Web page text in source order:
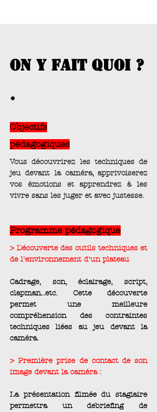
on y fait quoi ?
.
Objectifs
pédagogiques
Vous découvrirez les techniques de
jeu devant la caméra, apprivoiserez
vos émotions et apprendrez à les
vivre sans les juger et avec justesse.
Programme pédagogique
> Découverte des outils techniques et
de l'environnement d'un plateau
Cadrage, son, éclairage, script,
clapman...etc. Cette découverte
permet une meilleure
compréhension des contraintes
techniques liées au jeu devant la
caméra.
> Première prise de contact de son
image devant la caméra :
La présentation filmée du stagiaire
permettra un debriefing de